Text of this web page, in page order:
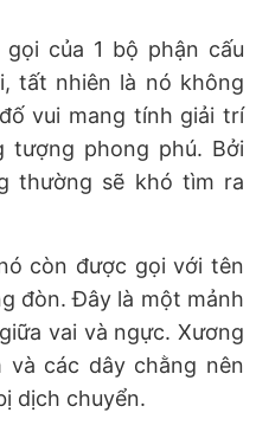
của 1 bộ phận cấu
tất nhiên là nó không
vui mang tính giải trí
phong phú. Bởi
thường sẽ khó tìm ra
còn được gọi với tên
đòn. Đây là một mảnh
vai và ngực. Xương
các dây chằng nên
dịch chuyển.